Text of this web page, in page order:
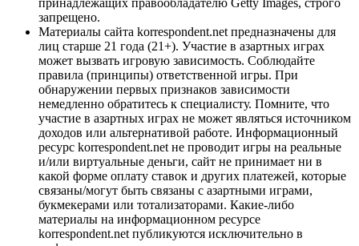
запрещено.
Материалы сайта korrespondent.net предназначены для
лиц старше 21 года (21+). Участие в азартных играх
может вызвать игровую зависимость. Соблюдайте
правила (принципы) ответственной игры. При
обнаружении первых признаков зависимости
немедленно обратитесь к специалисту. Помните, что
участие в азартных играх не может являться источником
доходов или альтернативой работе. Информационный
ресурс korrespondent.net не проводит игры на реальные
и/или виртуальные деньги, сайт не принимает ни в
какой форме оплату ставок и других платежей, которые
связаны/могут быть связаны с азартными играми,
букмекерами или тотализаторами. Какие-либо
материалы на информационном ресурсе
korrespondent.net публикуются исключительно в